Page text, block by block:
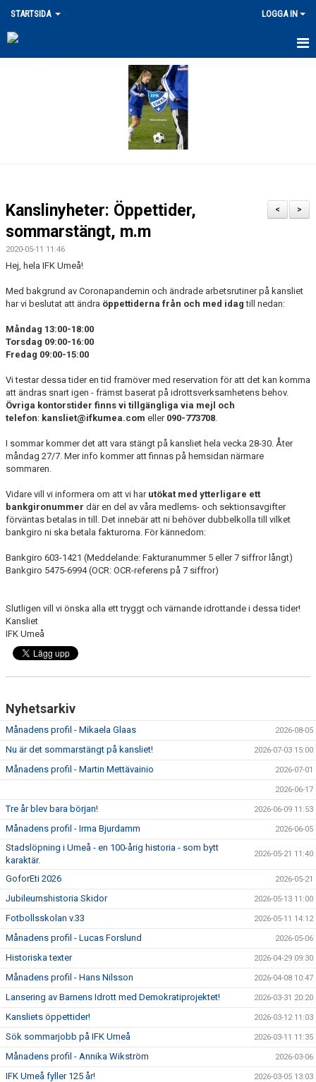
STARTSIDA LOGGA IN
FRITIDSKORTET / STÖDFOND
UTLÄGG/ERSÄTTNING
FÖRSÄKRING / SKADOR
>
<
Kanslinyheter: Öppettider,
sommarstängt, m.m
2020-05-11 11:46
Hej, hela IFK Umeå!
Med bakgrund av Coronapandemin och ändrade arbetsrutiner på kansliet
har vi beslutat att ändra öppettiderna från och med idag till nedan:
Måndag 13:00-18:00
Torsdag 09:00-16:00
Fredag 09:00-15:00
Vi testar dessa tider en tid framöver med reservation för att det kan komma
att ändras snart igen - främst baserat på idrottsverksamhetens behov.
Övriga kontorstider finns vi tillgängliga via mejl och
telefon: kansliet@ifkumea.com eller 090-773708.
I sommar kommer det att vara stängt på kansliet hela vecka 28-30. Åter
måndag 27/7. Mer info kommer att finnas på hemsidan närmare
sommaren.
Vidare vill vi informera om att vi har utökat med ytterligare ett
bankgironummer där en del av våra medlems- och sektionsavgifter
förväntas betalas in till. Det innebär att ni behöver dubbelkolla till vilket
bankgiro ni ska betala fakturorna. För kännedom:
Bankgiro 603-1421 (Meddelande: Fakturanummer 5 eller 7 siffror långt)
Bankgiro 5475-6994 (OCR: OCR-referens på 7 siffror)
Slutligen vill vi önska alla ett tryggt och värnande idrottande i dessa tider!
Kansliet
IFK Umeå
Nyhetsarkiv
Månadens profil - Mikaela Glaas 2026-08-05
Nu är det sommarstängt på kansliet! 2026-07-03 15:00
Månadens profil - Martin Mettävainio 2026-07-01
2026-06-17
Tre år blev bara början! 2026-06-09 11:53
Månadens profil - Irma Bjurdamm 2026-06-05
Stadslöpning i Umeå - en 100-årig historia - som bytt
karaktär.
2026-05-21 11:40
GoforEti 2026 2026-05-21
Jubileumshistoria Skidor 2026-05-13 11:00
Fotbollsskolan v.33 2026-05-11 14:12
Månadens profil - Lucas Forslund 2026-05-06
Historiska texter 2026-04-29 09:30
Månadens profil - Hans Nilsson 2026-04-08 10:47
Lansering av Barnens Idrott med Demokratiprojektet! 2026-03-31 20:20
Kansliets öppettider! 2026-03-12 11:03
Sök sommarjobb på IFK Umeå 2026-03-11 11:35
Månadens profil - Annika Wikström 2026-03-06
IFK Umeå fyller 125 år! 2026-03-05 13:03